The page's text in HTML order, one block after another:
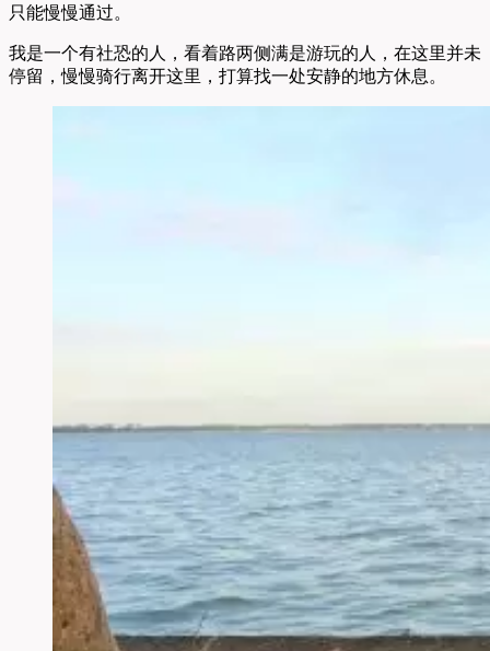
只能慢慢通过。
我是一个有社恐的人，看着路两侧满是游玩的人，在这里并未
停留，慢慢骑行离开这里，打算找一处安静的地方休息。